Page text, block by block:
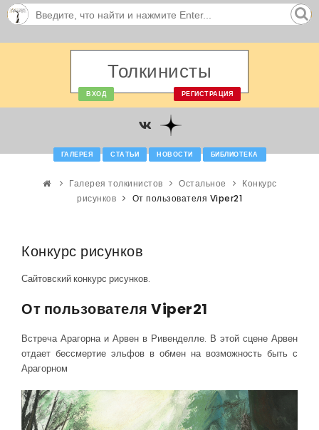
Толкинисты
ВХОД РЕГИСТРАЦИЯ
ГАЛЕРЕЯ СТАТЬИ НОВОСТИ БИБЛИОТЕКА
Галерея толкинистов Остальное
Конкурс
рисунков
От пользователя Viper21
Конкурс рисунков
Сайтовский конкурс рисунков.
От пользователя Viper21
Встреча Арагорна и Арвен в Ривенделле. В этой сцене Арвен
отдает бессмертие эльфов в обмен на возможность быть с
Арагорном